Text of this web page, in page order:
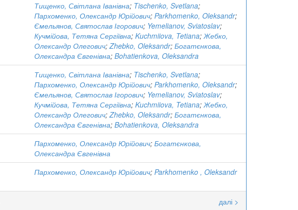
Тищенко, Світлана Іванівна; Tischenko, Svetlana;
Пархоменко, Олександр Юрійович; Parkhomenko, Oleksandr;
Ємельянов, Святослав Ігорович; Yemelianov, Sviatoslav;
Кучмійова, Тетяна Сергіївна; Kuchmiiova, Tetiana;Жебко,
Олександр Олегович;Zhebko, Oleksandr; Богатєнкова,
Олександра Євгенівна; Bohatienkova, Oleksandra
Тищенко, Світлана Іванівна; Tischenko, Svetlana;
Пархоменко, Олександр Юрійович; Parkhomenko, Oleksandr;
Ємельянов, Святослав Ігорович; Yemelianov, Sviatoslav;
Кучмійова, Тетяна Сергіївна; Kuchmiiova, Tetiana;Жебко,
Олександр Олегович;Zhebko, Oleksandr; Богатєнкова,
Олександра Євгенівна; Bohatienkova, Oleksandra
Пархоменко, Олександр Юрійович; Богатєнкова,
Олександра Євгенівна
Пархоменко, Олександр Юрійович; Parkhomenko , Oleksandr
далі >